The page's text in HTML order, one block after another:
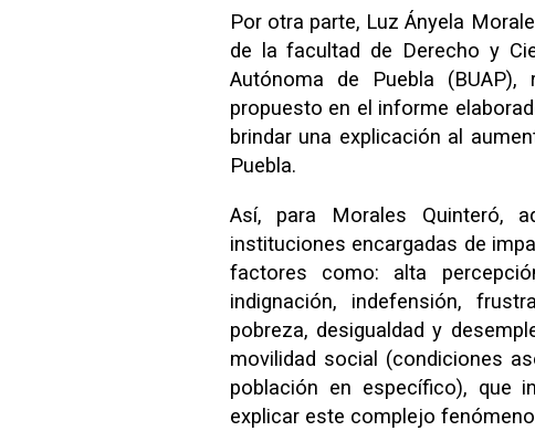
Por otra parte, Luz Ányela
de la facultad de Derecho y
Autónoma de Puebla
propuesto en el informe
brindar una explicación al
Puebla.
Así, para Morales Quinteró,
instituciones encargadas de
factores como: alta
indignación, indefensión,
pobreza, desigualdad y
movilidad social (condiciones
población en específico), que
explicar este complejo